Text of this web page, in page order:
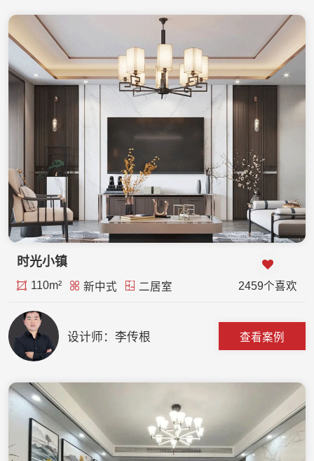
时光小镇
110m² 新中式 二居室 2459个喜欢
设计师：李传根 查看案例